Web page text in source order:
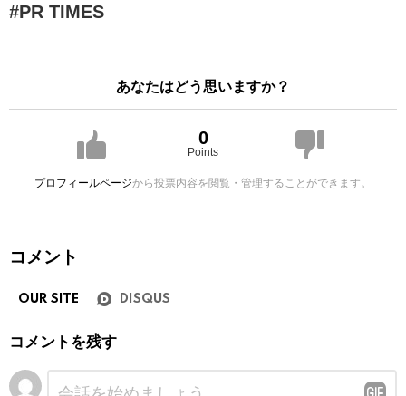
PR TIMES
あなたはどう思いますか？
0
Points
プロフィールページから投票内容を閲覧・管理することができます。
コメント
OUR SITE DISQUS
コメントを残す